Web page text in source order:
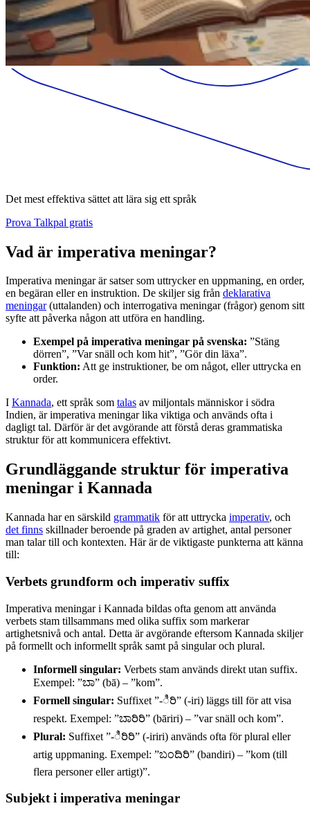
Det mest effektiva sättet att lära sig ett språk
Prova Talkpal gratis
Vad är imperativa meningar?
Imperativa meningar är satser som uttrycker en uppmaning, en order,
en begäran eller en instruktion. De skiljer sig från deklarativa
meningar(uttalanden) och interrogativa meningar (frågor) genom sitt
syfte att påverka någon att utföra en handling.
Exempel på imperativa meningar på svenska: ”Stäng
dörren”, ”Var snäll och kom hit”, ”Gör din läxa”.
Funktion: Att ge instruktioner, be om något, eller uttrycka en
order.
I Kannada, ett språk som talas av miljontals människor i södra
Indien, är imperativa meningar lika viktiga och används ofta i
dagligt tal. Därför är det avgörande att förstå deras grammatiska
struktur för att kommunicera effektivt.
Grundläggande struktur för imperativa
meningar i Kannada
Kannada har en särskild grammatik för att uttrycka imperativ, och
det finns skillnader beroende på graden av artighet, antal personer
man talar till och kontexten. Här är de viktigaste punkterna att känna
till:
Verbets grundform och imperativ suffix
Imperativa meningar i Kannada bildas ofta genom att använda
verbets stam tillsammans med olika suffix som markerar
artighetsnivå och antal. Detta är avgörande eftersom Kannada skiljer
på formellt och informellt språk samt på singular och plural.
Informell singular: Verbets stam används direkt utan suffix.
Exempel: ”ಬಾ” (bā) – ”kom”.
Formell singular: Suffixet ”-ಿರಿ” (-iri) läggs till för att visa
respekt. Exempel: ”ಬಾರಿರಿ” (bāriri) – ”var snäll och kom”.
Plural: Suffixet ”-ಿರಿರಿ” (-iriri) används ofta för plural eller
artig uppmaning. Exempel: ”ಬಂದಿರಿ” (bandiri) – ”kom (till
flera personer eller artigt)”.
Subjekt i imperativa meningar